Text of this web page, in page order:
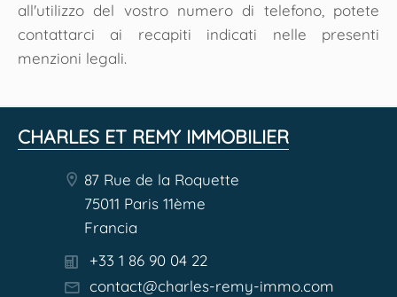
all'utilizzo del vostro numero di telefono, potete
contattarci ai recapiti indicati nelle presenti
menzioni legali.
CHARLES ET REMY IMMOBILIER
87 Rue de la Roquette
75011 Paris 11ème
Francia
+33 1 86 90 04 22
contact@charles-remy-immo.com